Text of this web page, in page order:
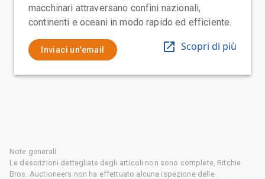
macchinari attraversano confini nazionali,
continenti e oceani in modo rapido ed efficiente.
Inviaci un'email Scopri di più
Note generali
Le descrizioni dettagliate degli articoli non sono complete, Ritchie
Bros. Auctioneers non ha effettuato alcuna ispezione delle